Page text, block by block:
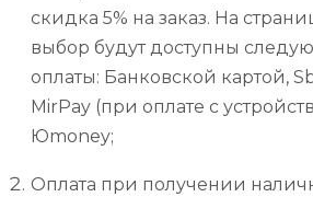
скидка 5% на заказ. На
выбор будут доступны
оплаты: Банковской картой,
MirPay (при оплате с
Юmoney;
Оплата при получении